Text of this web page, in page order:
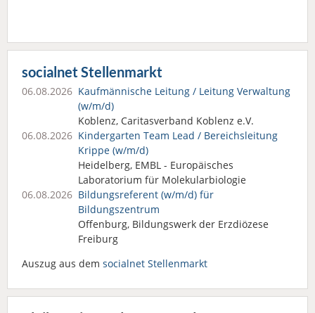
socialnet Stellenmarkt
06.08.2026 Kaufmännische Leitung / Leitung Verwaltung
(w/m/d)
Koblenz, Caritasverband Koblenz e.V.
06.08.2026 Kindergarten Team Lead / Bereichsleitung
Krippe (w/m/d)
Heidelberg, EMBL - Europäisches
Laboratorium für Molekularbiologie
06.08.2026 Bildungsreferent (w/m/d) für
Bildungszentrum
Offenburg, Bildungswerk der Erzdiözese
Freiburg
Auszug aus dem socialnet Stellenmarkt